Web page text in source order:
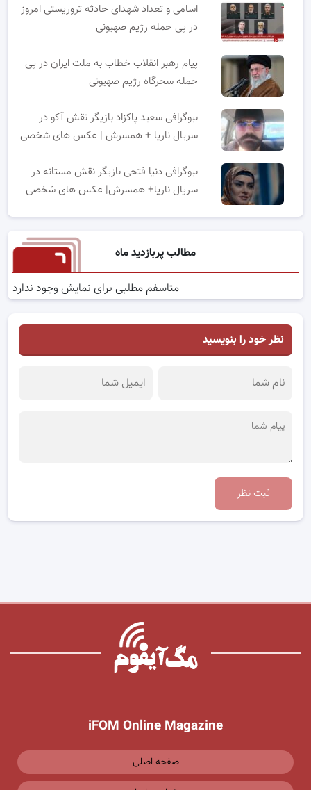
اسامی و تعداد شهدای حادثه تروریستی امروز
در پی حمله رژیم صهیونی
پیام رهبر انقلاب خطاب به ملت ایران در پی
حمله سحرگاه رژیم صهیونی
بیوگرافی سعید پاکزاد بازیگر نقش آکو در
سریال ناریا + همسرش | عکس های شخصی
بیوگرافی دنیا فتحی بازیگر نقش مستانه در
سریال ناریا+ همسرش| عکس های شخصی
مطالب پربازدید ماه
متاسفم مطلبی برای نمایش وجود ندارد
نظر خود را بنویسید
ثبت نظر
iFOM Online Magazine
صفحه اصلی